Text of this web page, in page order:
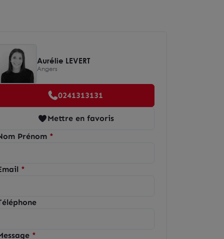
Aurélie LEVERT
Angers
0241313131
Mettre en favoris
Prénom